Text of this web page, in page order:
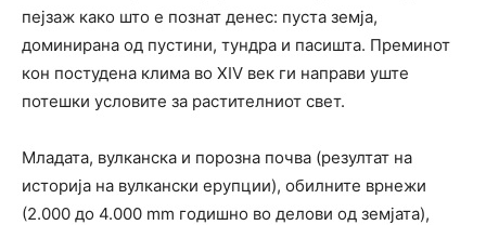
пејзаж како што е познат денес: пуста земја,
доминирана од пустини, тундра и пасишта. Преминот
кон постудена клима во XIV век ги направи уште
потешки условите за растителниот свет.
Младата, вулканска и порозна почва (резултат на
историја на вулкански ерупции), обилните врнежи
(2.000 до 4.000 mm годишно во делови од земјата),